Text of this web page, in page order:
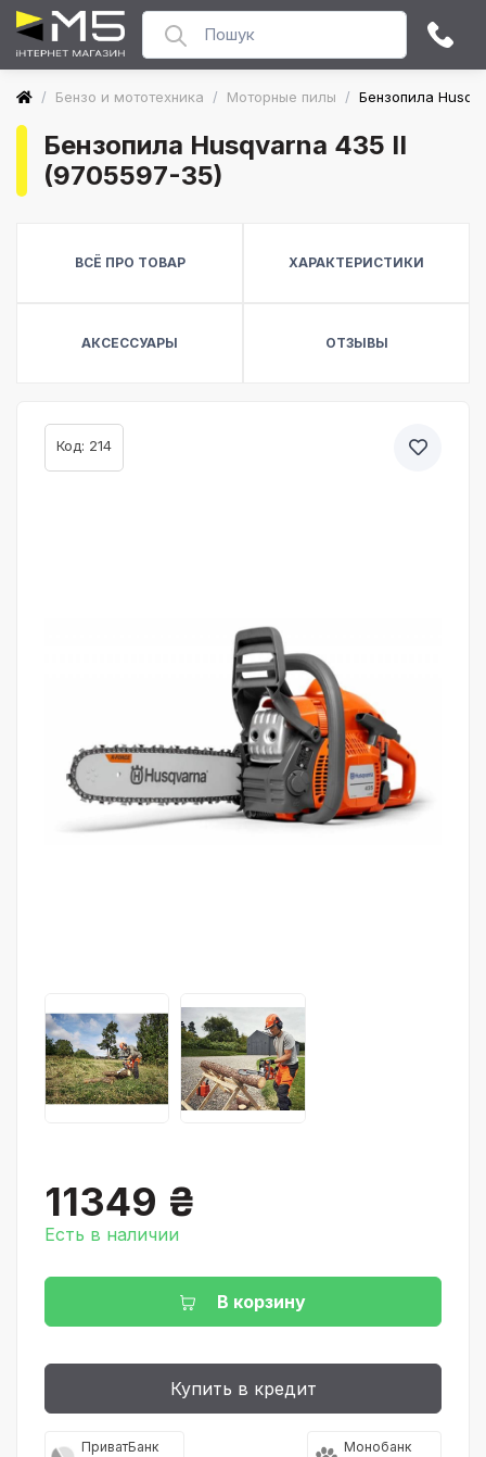
/ Бензо и мототехника / Моторные пилы / Бензопила
Бензопила Husqvarna 435 II
(9705597-35)
ВСЁ ПРО ТОВАР ХАРАКТЕРИСТИКИ
АКСЕССУАРЫ ОТЗЫВЫ
Код: 214
11349 ₴
Есть в наличии
В корзину
Купить в кредит
ПриватБанк
Монобанк